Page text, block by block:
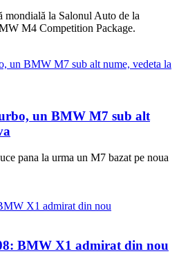
mondială la Salonul Auto de la
M4 Competition Package.
un BMW M7 sub alt
pana la urma un M7 bazat pe noua
BMW X1 admirat din nou